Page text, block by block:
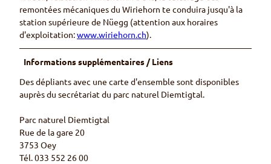
remontées mécaniques du Wiriehorn te conduira jusqu'à la
station supérieure de Nüegg (attention aux horaires
d'exploitation:www.wiriehorn.ch).
Informations supplémentaires / Liens
Des dépliants avec une carte d'ensemble sont disponibles
auprès du secrétariat du parc naturel Diemtigtal.
Parc naturel Diemtigtal
Rue de la gare 20
3753 Oey
Tél. 033 552 26 00